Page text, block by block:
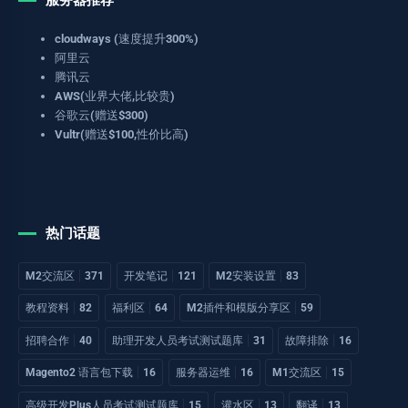
cloudways (速度提升300%)
阿里云
腾讯云
AWS(业界大佬,比较贵)
谷歌云(赠送$300)
Vultr(赠送$100,性价比高)
热门话题
M2交流区 371 开发笔记 121 M2安装设置 83
教程资料 82 福利区 64 M2插件和模版分享区 59
招聘合作 40 助理开发人员考试测试题库 31 故障排除 16
Magento2 语言包下载 16 服务器运维 16 M1交流区 15
高级开发Plus人员考试测试题库 15 灌水区 13 翻译 13